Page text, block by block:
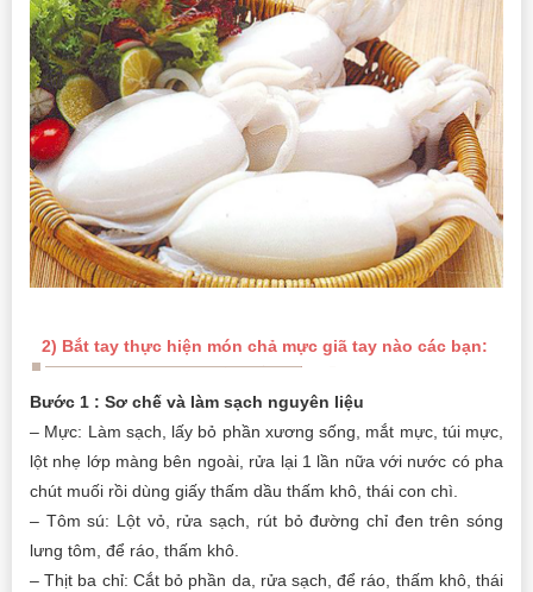
2) Bắt tay thực hiện món chả mực giã tay nào các bạn:
Bước 1 : Sơ chế và làm sạch nguyên liệu
– Mực: Làm sạch, lấy bỏ phần xương sống, mắt mực, túi mực,
lột nhẹ lớp màng bên ngoài, rửa lại 1 lần nữa với nước có pha
chút muối rồi dùng giấy thấm dầu thấm khô, thái con chì.
– Tôm sú: Lột vỏ, rửa sạch, rút bỏ đường chỉ đen trên sóng
lưng tôm, để ráo, thấm khô.
– Thịt ba chỉ: Cắt bỏ phần da, rửa sạch, để ráo, thấm khô, thái